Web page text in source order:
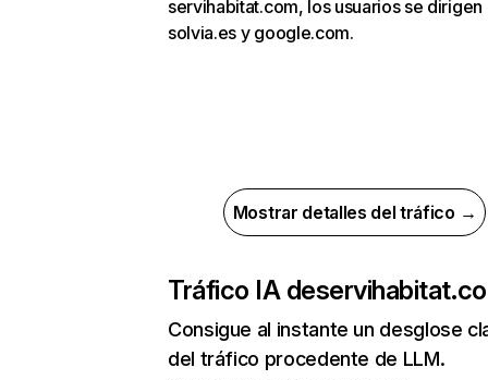
servihabitat.com, los usuarios se dirigen
solvia.es y google.com.
Mostrar detalles del tráfico →
Tráfico IA de
Consigue al instante un desglose
del tráfico procedente de LLM.